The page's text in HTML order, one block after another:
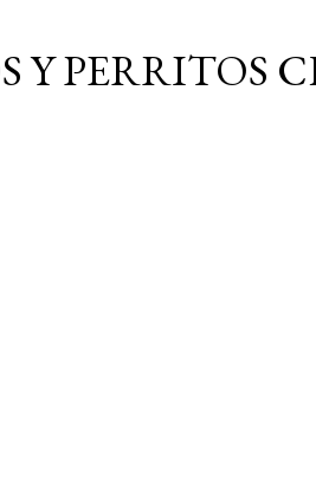
Y PERRITOS